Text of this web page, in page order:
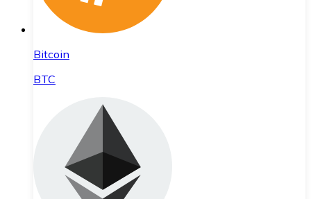
Bitcoin
BTC